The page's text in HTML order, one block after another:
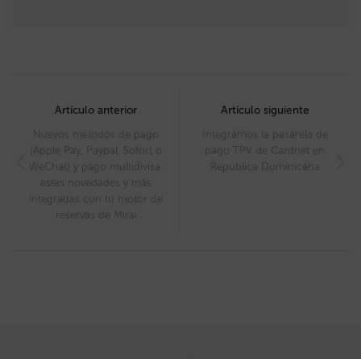
navigation
Artículo anterior
Nuevos métodos de pago
(Apple Pay, Paypal, Sofort o
WeChat) y pago multidivisa:
estas novedades y más
integradas con tu motor de
reservas de Mirai
Artículo siguiente
Integramos la pasarela de
pago TPV de Cardnet en
República Dominicana